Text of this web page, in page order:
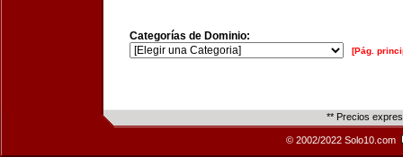
Categorías de Dominio:
[Pág.
** Precios
© 2002/2022 Solo10.com